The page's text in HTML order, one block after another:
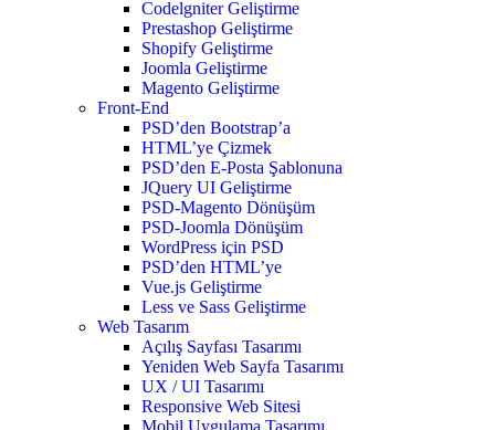
Codelgniter Geliştirme
Prestashop Geliştirme
Shopify Geliştirme
Joomla Geliştirme
Magento Geliştirme
Front-End
PSD’den Bootstrap’a
HTML’ye Çizmek
PSD’den E-Posta Şablonuna
JQuery UI Geliştirme
PSD-Magento Dönüşüm
PSD-Joomla Dönüşüm
WordPress için PSD
PSD’den HTML’ye
Vue.js Geliştirme
Less ve Sass Geliştirme
Web Tasarım
Açılış Sayfası Tasarımı
Yeniden Web Sayfa Tasarımı
UX / UI Tasarımı
Responsive Web Sitesi
Mobil Uygulama Tasarımı